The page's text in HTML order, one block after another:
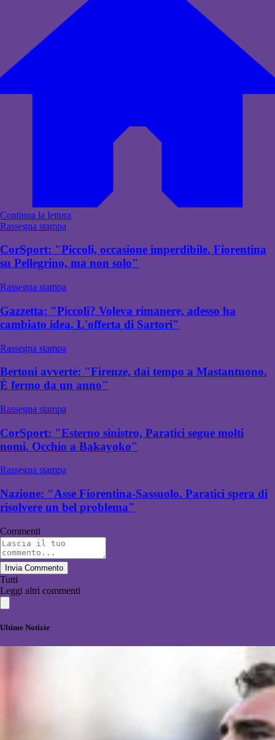
Continua la lettura
Rassegna stampa
CorSport: "Piccoli, occasione imperdibile. Fiorentina
su Pellegrino, ma non solo"
Rassegna stampa
Gazzetta: "Piccoli? Voleva rimanere, adesso ha
cambiato idea. L'offerta di Sartori"
Rassegna stampa
Bertoni avverte: "Firenze, dai tempo a Mastantuono.
È fermo da un anno"
Rassegna stampa
CorSport: "Esterno sinistro, Paratici segue molti
nomi. Occhio a Bakayoko"
Rassegna stampa
Nazione: "Asse Fiorentina-Sassuolo. Paratici spera di
risolvere un bel problema"
Commenti
Invia Commento
Tutti
Leggi altri commenti
Ultime Notizie